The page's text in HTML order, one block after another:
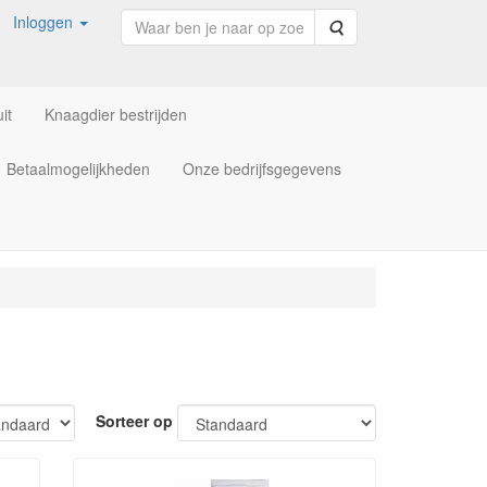
Inloggen Zoeken
Knaagdier bestrijden
Betaalmogelijkheden Onze bedrijfsgegevens
Sorteer op